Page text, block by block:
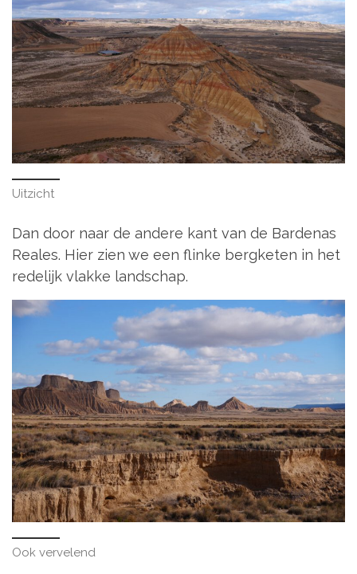
Uitzicht
Dan door naar de andere kant van de Bardenas
Reales. Hier zien we een flinke bergketen in het
redelijk vlakke landschap.
Ook vervelend